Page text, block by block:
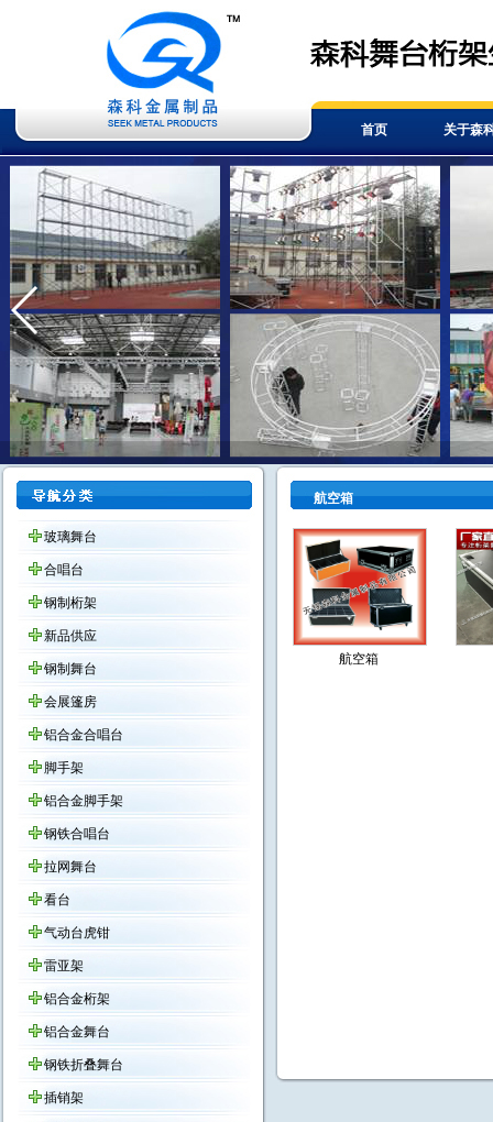
首页 关于森
玻璃舞台
合唱台
钢制桁架
新品供应
钢制舞台
会展篷房
铝合金合唱台
脚手架
铝合金脚手架
钢铁合唱台
拉网舞台
看台
气动台虎钳
雷亚架
铝合金桁架
铝合金舞台
钢铁折叠舞台
插销架
航空箱
航空箱